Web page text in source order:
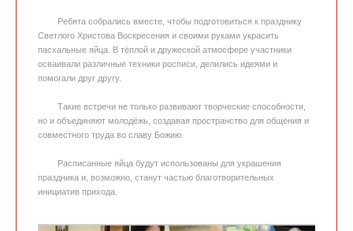
Ребята собрались вместе, чтобы подготовиться к празднику
Светлого Христова Воскресения и своими руками украсить
пасхальные яйца. В тёплой и дружеской атмосфере участники
осваивали различные техники росписи, делились идеями и
помогали друг другу.
Такие встречи не только развивают творческие способности,
но и объединяют молодёжь, создавая пространство для общения и
совместного труда во славу Божию.
Расписанные яйца будут использованы для украшения
праздника и, возможно, станут частью благотворительных
инициатив прихода.